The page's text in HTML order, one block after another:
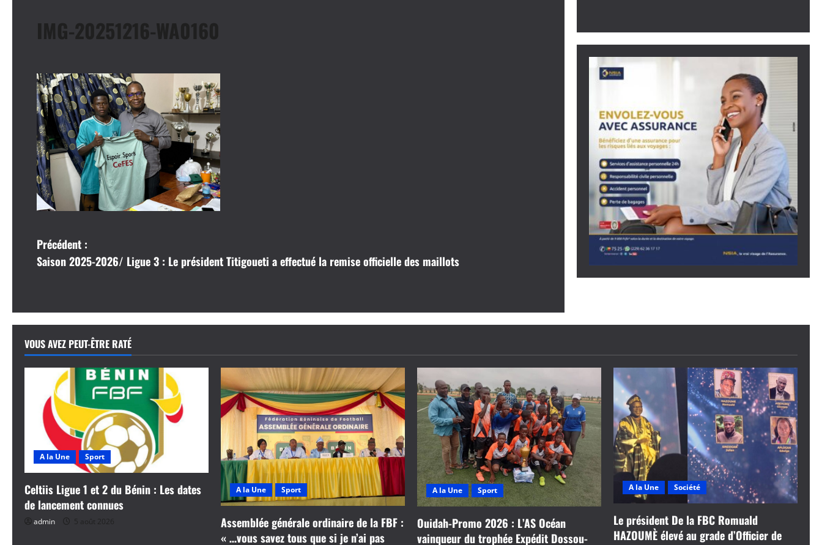
IMG-20251216-WA0160
N
a
i
g
a
o
n
d
’
Précédent :
Saison 2025-2026/ Ligue 3 : Le président Titigoueti a effectué la remise officielle des maillots
VOUS AVEZ PEUT-ÊTRE RATÉ
A la Une Sport
Celtiis Ligue 1 et 2 du Bénin : Les dates
de lancement connues
admin 5 août 2026
A la Une Sport
Assemblée générale ordinaire de la FBF :
« …vous savez tous que si je n’ai pas
A la Une Sport
Ouidah-Promo 2026 : L’AS Océan
vainqueur du trophée Expédit Dossou-
A la Une Société
Le président De la FBC Romuald
HAZOUMÈ élevé au grade d’Officier de